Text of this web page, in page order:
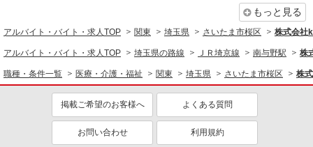
同じ職種から求人を探す
介護職・ヘルパー
同じ特徴から求人を探す
ミドル（40代～）活躍中
もっと見る
アルバイト・バイト・求人TOP 関東 埼玉県 さいたま市桜区 株式会社
アルバイト・バイト・求人TOP 埼玉県の路線 ＪＲ埼京線 南与野駅 株
職種・条件一覧 医療・介護・福祉 関東 埼玉県 さいたま市桜区 株
掲載ご希望のお客様へ よくある質問
お問い合わせ 利用規約